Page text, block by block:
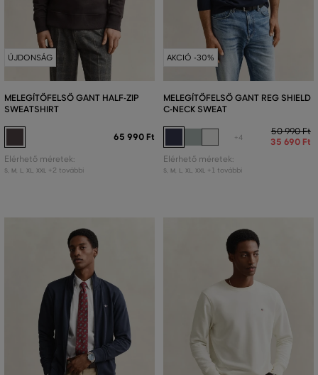
ÚJDONSÁG
MELEGÍTŐFELSŐ GANT HALF-ZIP
SWEATSHIRT
65 990 Ft
Elérhető méretek:
S, M L XL XXL +2 további
AKCIÓ -30%
MELEGÍTŐFELSŐ GANT REG SHIELD
C-NECK SWEAT
+4
50 990 Ft
35 690 Ft
Elérhető méretek:
S, M L XL XXL +1 további